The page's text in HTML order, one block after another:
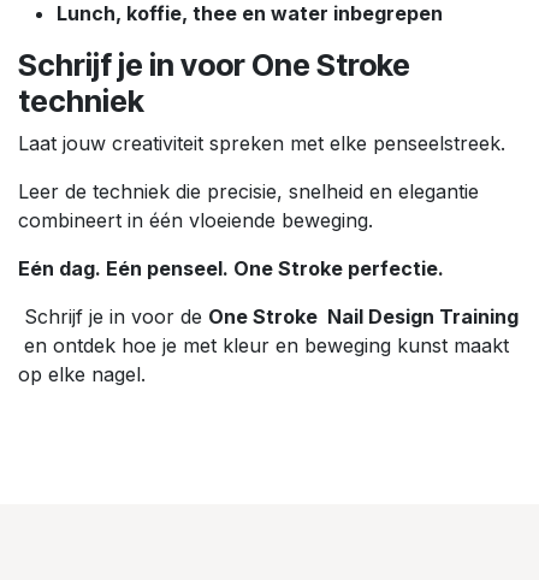
Lunch, koffie, thee en water inbegrepen
Schrijf je in voor One Stroke
techniek
Laat jouw creativiteit spreken met elke penseelstreek.
Leer de techniek die precisie, snelheid en elegantie
combineert in één vloeiende beweging.
Eén dag. Eén penseel. One Stroke perfectie.
Schrijf je in voor de One Stroke Nail Design Training
en ontdek hoe je met kleur en beweging kunst maakt
op elke nagel.